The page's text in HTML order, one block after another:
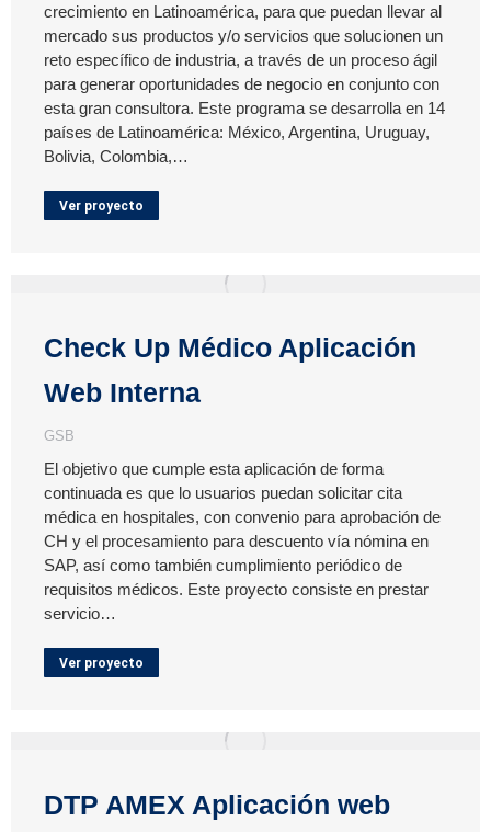
crecimiento en Latinoamérica, para que puedan llevar al
mercado sus productos y/o servicios que solucionen un
reto específico de industria, a través de un proceso ágil
para generar oportunidades de negocio en conjunto con
esta gran consultora. Este programa se desarrolla en 14
países de Latinoamérica: México, Argentina, Uruguay,
Bolivia, Colombia,…
Ver proyecto
Check Up Médico Aplicación
Web Interna
GSB
El objetivo que cumple esta aplicación de forma
continuada es que lo usuarios puedan solicitar cita
médica en hospitales, con convenio para aprobación de
CH y el procesamiento para descuento vía nómina en
SAP, así como también cumplimiento periódico de
requisitos médicos. Este proyecto consiste en prestar
servicio…
Ver proyecto
DTP AMEX Aplicación web